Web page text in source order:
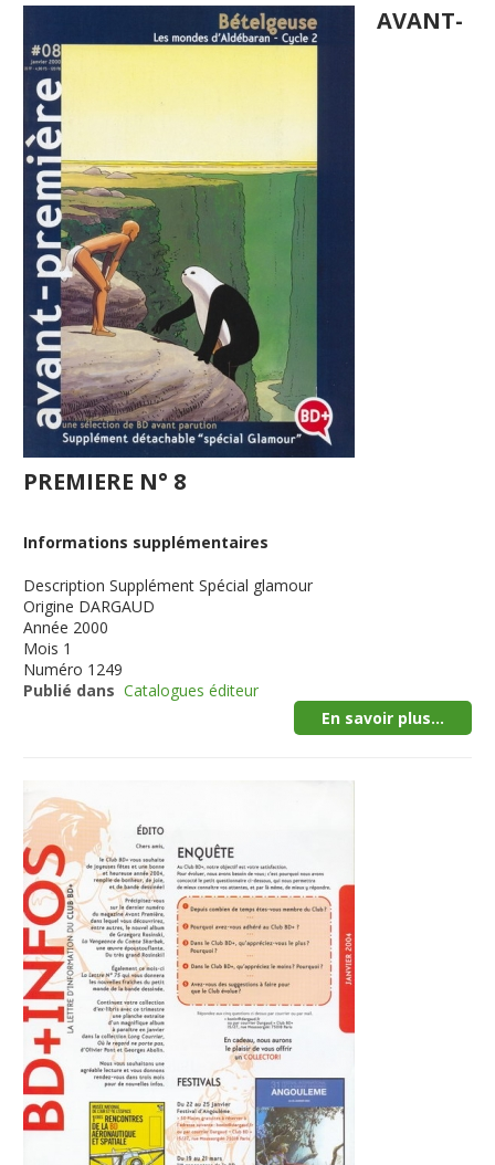
AVANT-
PREMIERE N° 8
Informations supplémentaires
Description Supplément Spécial glamour
Origine DARGAUD
Année 2000
Mois 1
Numéro 1249
Publié dans Catalogues éditeur
En savoir plus...